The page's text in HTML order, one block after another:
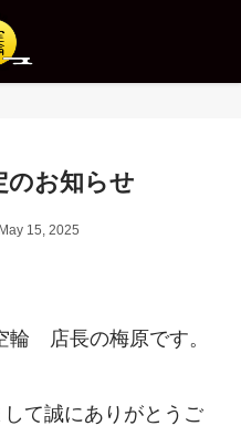
のお知らせ
May 15, 2025
輪 店長の梅原です。
て誠にありがとうご